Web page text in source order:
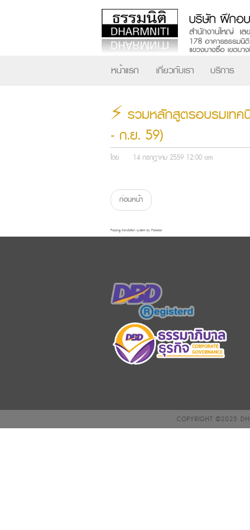
หน้าแรก เกี่ยวกับเรา บริการ
⚡ รวมหลักสูตรอบรมเทค
- ก.ย. 59)
โดย 14 กรกฎาคม 2559 12:00 am
ก่อนหน้า
FaLang translation system by Faboba
COPYRIGHT ©2025